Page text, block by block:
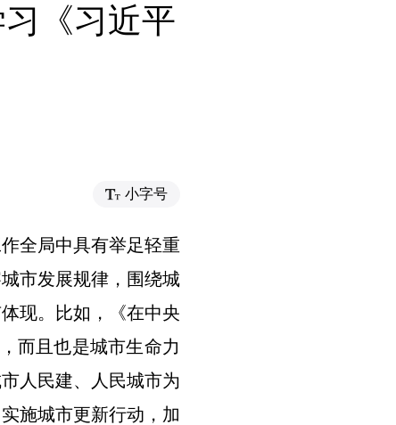
《习近平
小字号
全局中具有举足轻重
市发展规律，围绕城
现。比如，《在中央
而且也是城市生命力
人民建、人民城市为
施城市更新行动，加